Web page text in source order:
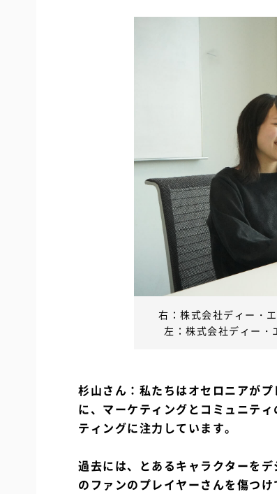
右：株式会社ディー・
左：株式会社ディー
杉山さん：私たちはオセロニアが
に、マーケティングとコミュニテ
ティングに注力しています。
過去には、とあるキャラクターを
のファンのプレイヤーさんを傷つ